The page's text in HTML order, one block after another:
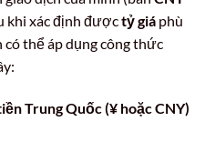
khi xác định đượctỷ giá phù
thể áp dụng công thức
Trung Quốc (¥ hoặc CNY)